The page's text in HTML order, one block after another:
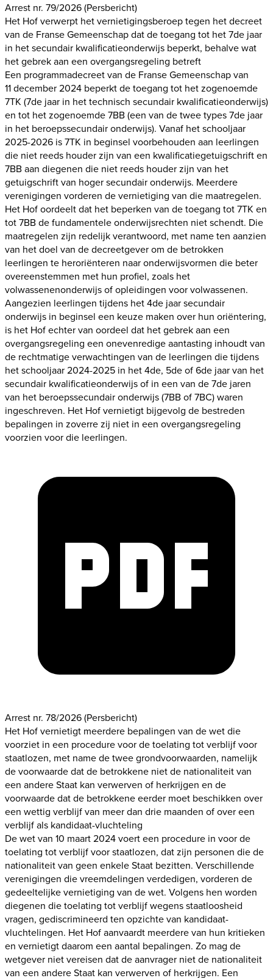
Arrest nr. 79/2026(Persbericht)
Het Hof verwerpt het vernietigingsberoep tegen het decreet
van de Franse Gemeenschap dat de toegang tot het 7de jaar
in het secundair kwalificatieonderwijs beperkt, behalve wat
het gebrek aan een overgangsregeling betreft
Een programmadecreet van de Franse Gemeenschap van
11 december 2024 beperkt de toegang tot het zogenoemde
7TK (7de jaar in het technisch secundair kwalificatieonderwijs)
en tot het zogenoemde 7BB (een van de twee types 7de jaar
in het beroepssecundair onderwijs). Vanaf het schooljaar
2025-2026 is 7TK in beginsel voorbehouden aan leerlingen
die niet reeds houder zijn van een kwalificatiegetuigschrift en
7BB aan diegenen die niet reeds houder zijn van het
getuigschrift van hoger secundair onderwijs. Meerdere
verenigingen vorderen de vernietiging van die maatregelen.
Het Hof oordeelt dat het beperken van de toegang tot 7TK en
tot 7BB de fundamentele onderwijsrechten niet schendt. Die
maatregelen zijn redelijk verantwoord, met name ten aanzien
van het doel van de decreetgever om de betrokken
leerlingen te heroriënteren naar onderwijsvormen die beter
overeenstemmen met hun profiel, zoals het
volwassenenonderwijs of opleidingen voor volwassenen.
Aangezien leerlingen tijdens het 4de jaar secundair
onderwijs in beginsel een keuze maken over hun oriëntering,
is het Hof echter van oordeel dat het gebrek aan een
overgangsregeling een onevenredige aantasting inhoudt van
de rechtmatige verwachtingen van de leerlingen die tijdens
het schooljaar 2024-2025 in het 4de, 5de of 6de jaar van het
secundair kwalificatieonderwijs of in een van de 7de jaren
van het beroepssecundair onderwijs (7BB of 7BC) waren
ingeschreven. Het Hof vernietigt bijgevolg de bestreden
bepalingen in zoverre zij niet in een overgangsregeling
voorzien voor die leerlingen.
Arrest nr. 78/2026(Persbericht)
Het Hof vernietigt meerdere bepalingen van de wet die
voorziet in een procedure voor de toelating tot verblijf voor
staatlozen, met name de twee grondvoorwaarden, namelijk
de voorwaarde dat de betrokkene niet de nationaliteit van
een andere Staat kan verwerven of herkrijgen en de
voorwaarde dat de betrokkene eerder moet beschikken over
een wettig verblijf van meer dan drie maanden of over een
verblijf als kandidaat-vluchteling
De wet van 10 maart 2024 voert een procedure in voor de
toelating tot verblijf voor staatlozen, dat zijn personen die de
nationaliteit van geen enkele Staat bezitten. Verschillende
verenigingen die vreemdelingen verdedigen, vorderen de
gedeeltelijke vernietiging van de wet. Volgens hen worden
diegenen die toelating tot verblijf wegens staatloosheid
vragen, gediscrimineerd ten opzichte van kandidaat-
vluchtelingen. Het Hof aanvaardt meerdere van hun kritieken
en vernietigt daarom een aantal bepalingen. Zo mag de
wetgever niet vereisen dat de aanvrager niet de nationaliteit
van een andere Staat kan verwerven of herkrijgen. Een